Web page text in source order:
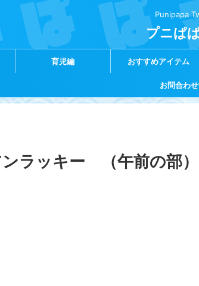
Punipapa
プニぱ
育児編 おすすめアイテム
お問合わ
ラッキー （午前の部）